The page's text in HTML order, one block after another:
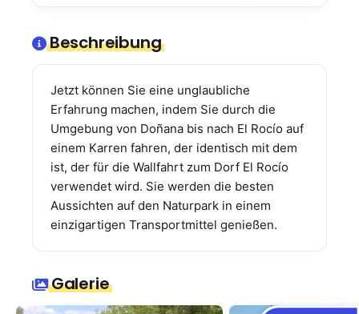
Beschreibung
Jetzt können Sie eine unglaubliche
Erfahrung machen, indem Sie durch die
Umgebung von Doñana bis nach El Rocío auf
einem Karren fahren, der identisch mit dem
ist, der für die Wallfahrt zum Dorf El Rocío
verwendet wird. Sie werden die besten
Aussichten auf den Naturpark in einem
einzigartigen Transportmittel genießen.
Galerie